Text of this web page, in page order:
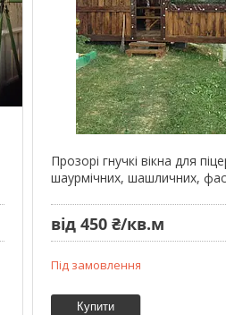
Прозорі гнучкі вікна для
шаурмічних, шашличних,
від 450 ₴/кв.м
Під замовлення
Купити